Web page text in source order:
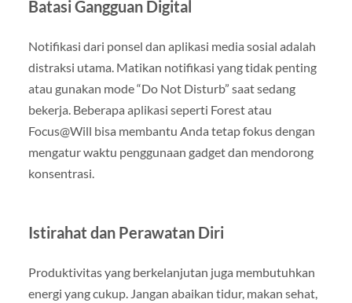
Batasi Gangguan Digital
Notifikasi dari ponsel dan aplikasi media sosial adalah
distraksi utama. Matikan notifikasi yang tidak penting
atau gunakan mode “Do Not Disturb” saat sedang
bekerja. Beberapa aplikasi seperti Forest atau
Focus@Will bisa membantu Anda tetap fokus dengan
mengatur waktu penggunaan gadget dan mendorong
konsentrasi.
Istirahat dan Perawatan Diri
Produktivitas yang berkelanjutan juga membutuhkan
energi yang cukup. Jangan abaikan tidur, makan sehat,